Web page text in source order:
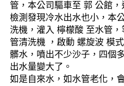
管，本公司驅車至 郭 公館，
檢測發現冷水出水也小，本
洗機，灌入 檸檬酸 至水管
管清洗機 ，啟動 螺旋波 模
髒水，噴出不少沙子，四個
出水量變大了。
如是自來水，如水管老化，